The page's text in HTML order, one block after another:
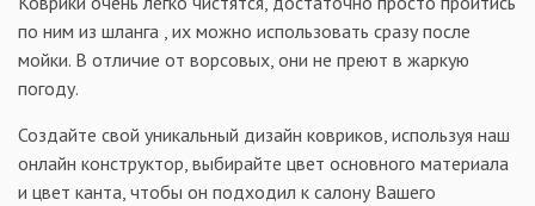
по ним из шланга , их можно использовать сразу после
мойки. В отличие от ворсовых, они не преют в жаркую
погоду.
Создайте свой уникальный дизайн ковриков, используя наш
онлайн конструктор, выбирайте цвет основного материала
и цвет канта, чтобы он подходил к салону Вашего